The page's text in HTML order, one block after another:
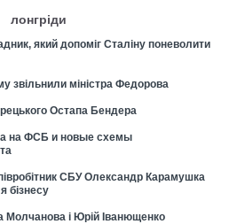
лонгріди
який допоміг Сталіну поневолити
звільнили міністра Федорова
Остапа Бендера
на ФСБ и новые схемы
СБУ Олександр Карамушка
бізнесу
Молчанова і Юрій Іванющенко